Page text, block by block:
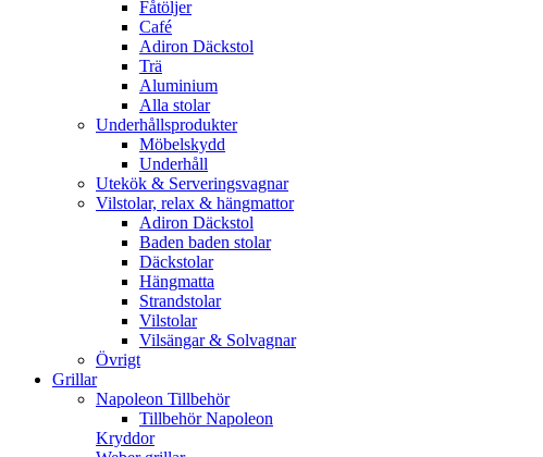
Fåtöljer
Café
Adiron Däckstol
Trä
Aluminium
Alla stolar
Underhållsprodukter
Möbelskydd
Underhåll
Utekök & Serveringsvagnar
Vilstolar, relax & hängmattor
Adiron Däckstol
Baden baden stolar
Däckstolar
Hängmatta
Strandstolar
Vilstolar
Vilsängar & Solvagnar
Övrigt
Grillar
Napoleon Tillbehör
Tillbehör Napoleon
Kryddor